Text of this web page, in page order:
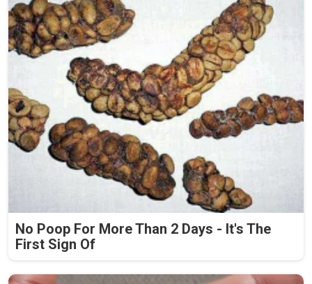
No Poop For More Than 2 Days - It's The
First Sign Of